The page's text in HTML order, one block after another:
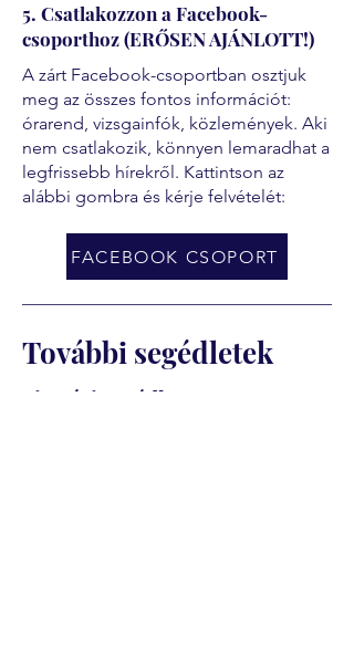
5. Csatlakozzon a Facebook-
csoporthoz (ERŐSEN AJÁNLOTT!)
A zárt Facebook-csoportban osztjuk
meg az összes fontos információt:
órarend, vizsgainfók, közlemények. Aki
nem csatlakozik, könnyen lemaradhat a
legfrissebb hírekről. Kattintson az
alábbi gombra és kérje felvételét:
FACEBOOK CSOPORT
További segédletek
Fizetési segédlet